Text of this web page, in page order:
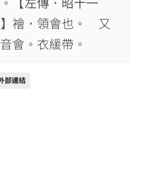
【左傳．昭十一
襘，領會也。 又
音會。衣緩帶。
部連結